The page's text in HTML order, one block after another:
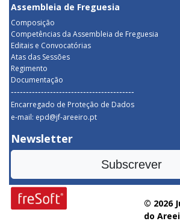
Assembleia de Freguesia
Composição
Competências da Assembleia de Freguesia
Editais e Convocatórias
Atas das Sessões
Regimento
Documentação
-----------------------------------------
Encarregado de Proteção de Dados
e-mail: epd@jf-areeiro.pt
Newsletter
Subscrever
© 2026
do